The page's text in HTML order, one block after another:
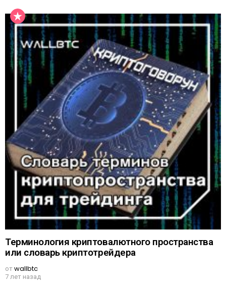
Терминология криптовалютного пространства
или словарь криптотрейдера
отwallbtc
7 лет назад